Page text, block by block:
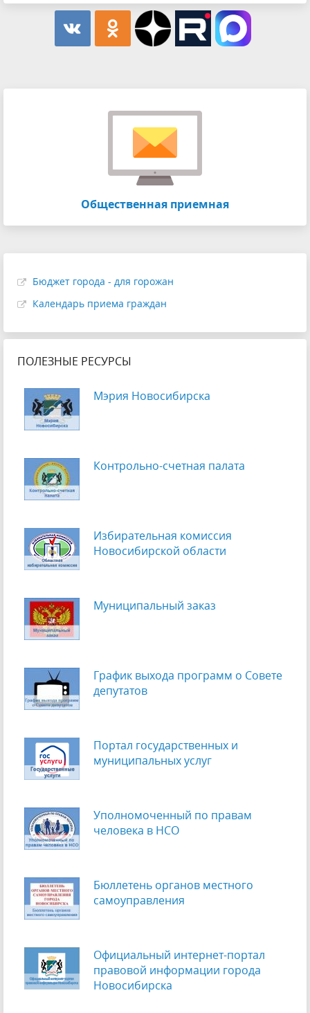
Общественная приемная
Бюджет города - для горожан
Календарь приема граждан
ПОЛЕЗНЫЕ РЕСУРСЫ
Мэрия Новосибирска
Контрольно-счетная палата
Избирательная комиссия
Новосибирской области
Муниципальный заказ
График выхода программ о Cовете
депутатов
Портал государственных и
муниципальных услуг
Уполномоченный по правам
человека в НСО
Бюллетень органов местного
самоуправления
Официальный интернет-портал
правовой информации города
Новосибирска